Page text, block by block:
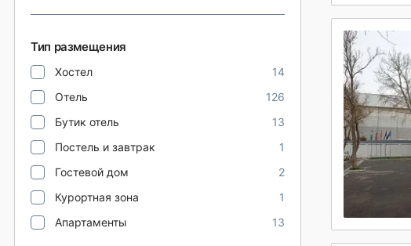
Тип размещения
Хостел
14
Отель
126
Бутик отель
13
Постель и завтрак
1
Гостевой дом
2
Курортная зона
1
Апартаменты
13